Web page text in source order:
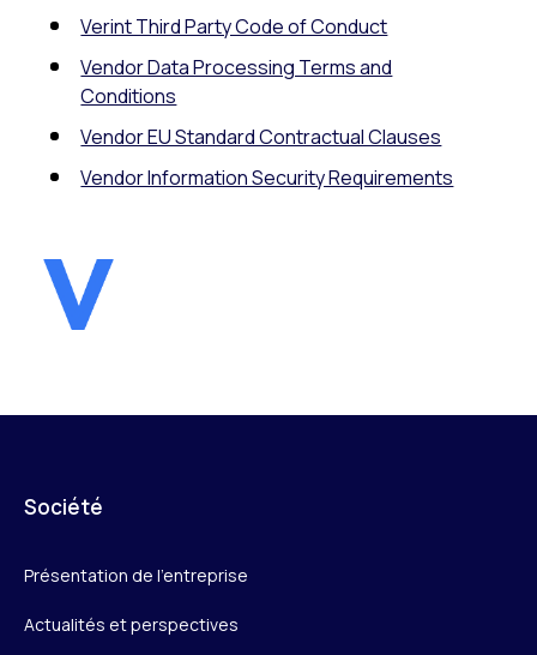
Verint Third Party Code of Conduct
Vendor Data Processing Terms and
Conditions
Vendor EU Standard Contractual Clauses
Vendor Information Security Requirements
Société
Présentation de l’entreprise
Actualités et perspectives